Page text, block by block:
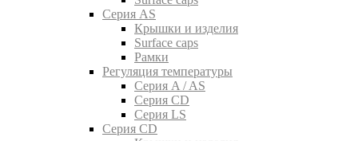
Серия AS
Крышки и изделия
Surface caps
Рамки
Регуляция температуры
Серия A / AS
Серия CD
Серия LS
Серия CD